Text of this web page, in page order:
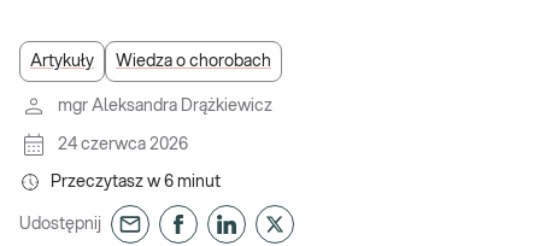
Artykuły Wiedza o chorobach
mgr Aleksandra Drążkiewicz
24 czerwca 2026
Przeczytasz w 6 minut
Udostępnij